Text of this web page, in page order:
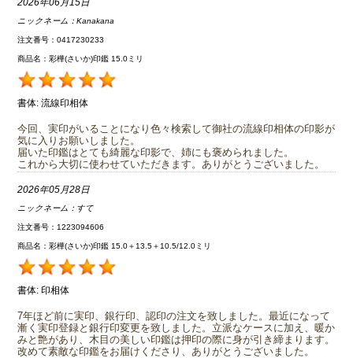
ニックネーム：Kanakana
注文番号：0417230233
商品名：彩樺(さいか)印鑑 15.0ミリ
書体: 流線印相体
今回、実印がいることになり色々検索して御社の流線印相体の印影が
気に入りお願いしました。
届いた印鑑はとても綺麗な印影で、姉にも褒められました。
これから大切に使わせていただきます。ありがとうございました。
2026年05月28日
ニックネーム： すて
注文番号：1223094606
商品名：彩樺(さいか)印鑑 15.0＋13.5＋10.5/12.0ミリ
書体: 印相体
7年ほど前に実印、銀行印、認印の注文を致しました。最近になって
漸く実印登録と銀行印変更を致しました。立派なケースに加え、暖か
みと艶があり、木目の美しい印鑑は押印の際に身が引き締まります。
改めて素敵な印鑑をお届けくださり、ありがとうございました。